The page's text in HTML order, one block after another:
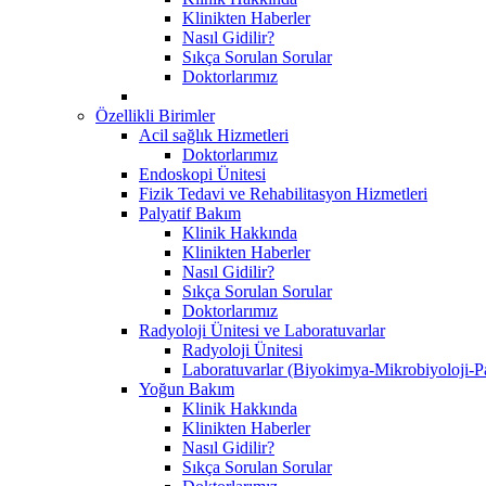
Klinikten Haberler
Nasıl Gidilir?
Sıkça Sorulan Sorular
Doktorlarımız
Özellikli Birimler
Acil sağlık Hizmetleri
Doktorlarımız
Endoskopi Ünitesi
Fizik Tedavi ve Rehabilitasyon Hizmetleri
Palyatif Bakım
Klinik Hakkında
Klinikten Haberler
Nasıl Gidilir?
Sıkça Sorulan Sorular
Doktorlarımız
Radyoloji Ünitesi ve Laboratuvarlar
Radyoloji Ünitesi
Laboratuvarlar (Biyokimya-Mikrobiyoloji-
Yoğun Bakım
Klinik Hakkında
Klinikten Haberler
Nasıl Gidilir?
Sıkça Sorulan Sorular